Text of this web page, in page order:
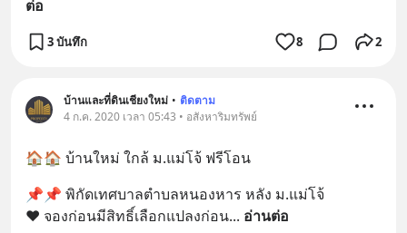
ต่อ
3 บันทึก 8 2
บ้านและที่ดินเชียงใหม่ • ติดตาม
4 ก.ค. 2020 เวลา 05:43 • อสังหาริมทรัพย์
🏠🏠 บ้านใหม่ ใกล้ ม.แม่โจ้ ฟรีโอน
📌📌 พิกัดเทศบาลตำบลหนองหาร หลัง ม.แม่โจ้
♥️ จองก่อนมีสิทธิ์เลือกแปลงก่อน... อ่านต่อ